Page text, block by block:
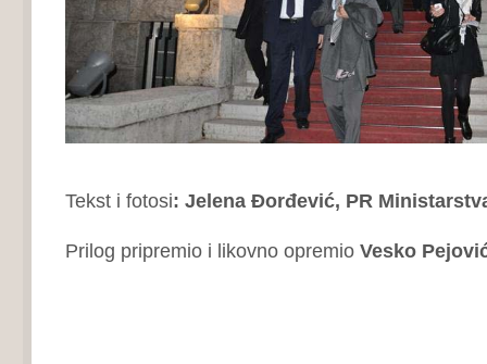
Tekst i fotosi: Jelena Đorđević, PR
Prilog pripremio i likovno opremio Vesko